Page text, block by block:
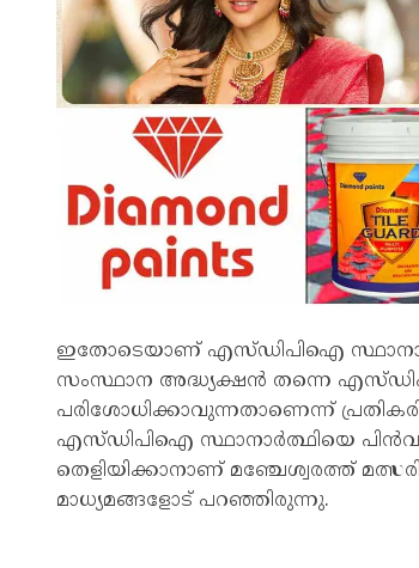
ഇതോടെയാണ് എസ്ഡിപിഐ
സംസ്ഥാന അദ്ധ്യക്ഷൻ തന്നെ
പരിശോധിക്കാവുന്നതാണെന്ന്
എസ്ഡിപിഐ സ്ഥാനാർത്ഥിയെ
തെളിയിക്കാനാണ് മഞ്ചേശ്വരത്ത്
മാധ്യമങ്ങളോട് പറഞ്ഞിരുന്നു.